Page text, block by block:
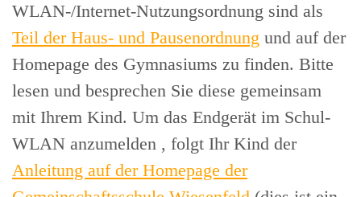
WLAN-/Internet-Nutzungsordnung sind als
Teil der Haus- und Pausenordnung und auf der
Homepage des Gymnasiums zu finden. Bitte
lesen und besprechen Sie diese gemeinsam
mit Ihrem Kind. Um das Endgerät im Schul-
WLAN anzumelden , folgt Ihr Kind der
Anleitung auf der Homepage der